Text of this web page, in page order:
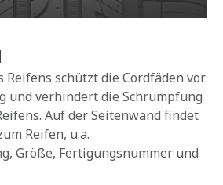
Reifens schützt die Cordfäden vor
und verhindert die Schrumpfung
Auf der Seitenwand findet
Reifen, u.a.
Größe, Fertigungsnummer und